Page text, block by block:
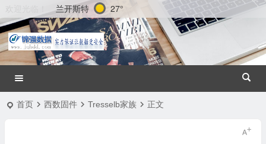
兰开斯特 27°
首页 西数固件 Tresselb家族 正文